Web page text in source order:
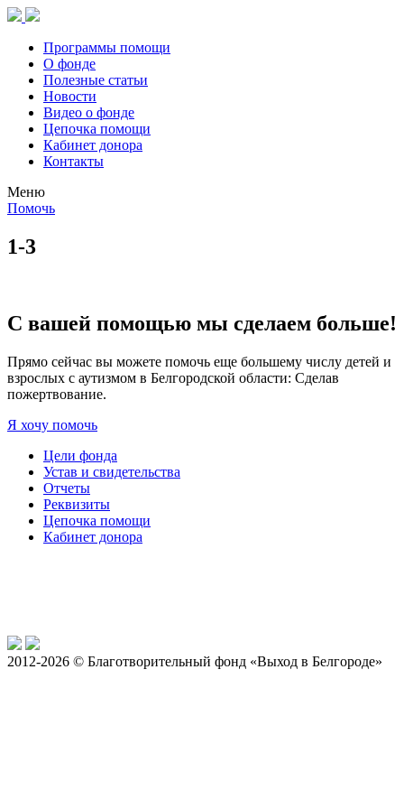
Программы помощи
О фонде
Полезные статьи
Новости
Видео о фонде
Цепочка помощи
Кабинет донора
Контакты
Меню
Помочь
1-3
С вашей помощью мы сделаем больше!
Прямо сейчас вы можете помочь еще большему числу детей и
взрослых с аутизмом в Белгородской области: Сделав
пожертвование.
Я хочу помочь
Цели фонда
Устав и свидетельства
Отчеты
Реквизиты
Цепочка помощи
Кабинет донора
2012-2026 © Благотворительный фонд «Выход в Белгороде»